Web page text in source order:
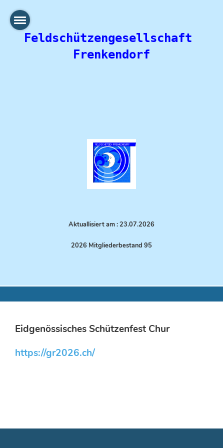
Feldschützengesellschaft
Frenkendorf
Aktuallisiert am : 23.07.2026
2026 Mitgliederbestand 95
Eidgenössisches Schützenfest Chur
https://gr2026.ch/